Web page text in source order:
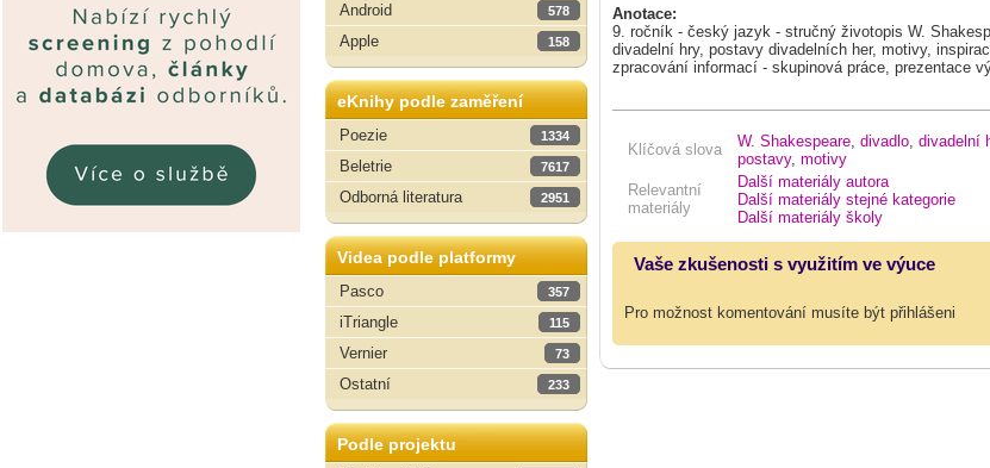
Android 578
Apple 158
eKnihy podle zaměření
Poezie
1334
Beletrie 7617
Odborná literatura 2951
Videa podle platformy
Pasco
357
iTriangle 115
Vernier 73
Ostatní 233
Podle projektu
Anotace:
9. ročník - český jazyk - stručný životopis W.
divadelní hry, postavy divadelních her, motivy,
zpracování informací - skupinová práce, prezentace
Klíčová slova W. Shakespeare divadlo divadelní
postavy, motivy
Relevantní
materiály
Další materiály autora
Další materiály stejné kategorie
Další materiály školy
Vaše zkušenosti s využitím ve výuce
Pro možnost komentování musíte být přihlášeni